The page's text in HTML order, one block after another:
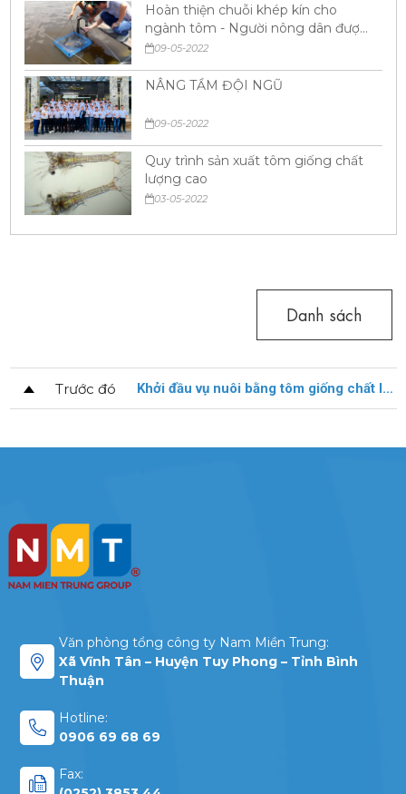
Hoàn thiện chuỗi khép kín cho
ngành tôm - Người nông dân được
hưởng lợi
09-05-2022
NÂNG TẦM ĐỘI NGŨ
09-05-2022
Quy trình sản xuất tôm giống chất
lượng cao
03-05-2022
Danh sách
Trước đó Khởi đầu vụ nuôi bằng tôm giống chất lượng
Văn phòng tổng công ty Nam Miền Trung:
Xã Vĩnh Tân – Huyện Tuy Phong – Tỉnh Bình
Thuận
Hotline:
0906 69 68 69
Fax: